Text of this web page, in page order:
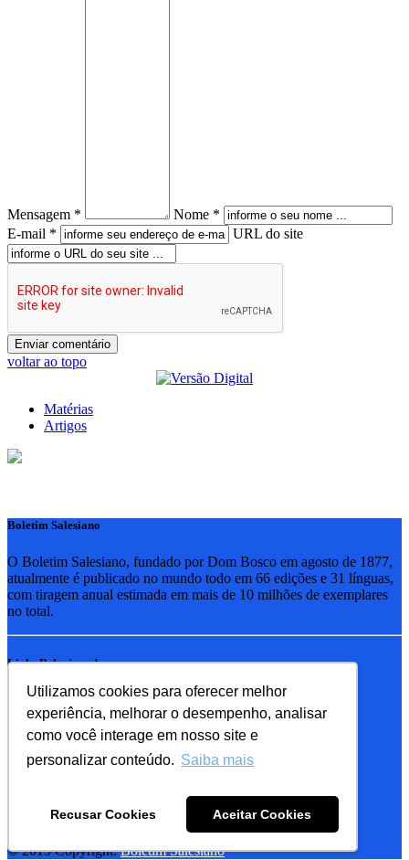
Utilizamos cookies para oferecer melhor
experiência, melhorar o desempenho, analisar
como você interage em nosso site e
personalizar conteúdo. Saiba mais
Recusar Cookies Aceitar Cookies
Mensagem *
Nome *
E-mail *
URL do site
voltar ao topo
Matérias
Artigos
Boletim Salesiano
O Boletim Salesiano, fundado por Dom Bosco em agosto de 1877,
atualmente é publicado no mundo todo em 66 edições e 31 línguas,
com tiragem anual estimada em mais de 10 milhões de exemplares
no total.
Links Relacionados
RSB - Rede Salesiana Brasil
EDEBE - Editora
UPV - União pela Vida
Familia Salesiana
SDB - Salesianos de Dom Bosco
FMA - Filhas de Maria Auxiliadora
© 2019 Copyright:Boletim Salesiano